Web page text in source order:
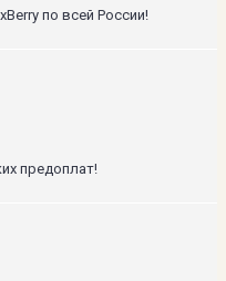
по всей России!
предоплат!